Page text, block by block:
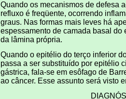
Quando os mecanismos de defesa
refluxo é freqüente, ocorrendo
graus. Nas formas mais leves há
espessamento de camada basal
da lâmina própria.
Quando o epitélio do terço inferior
passa a ser substituído por epitélio
gástrica, fala-se em esôfago de
ao câncer. Esse assunto será visto